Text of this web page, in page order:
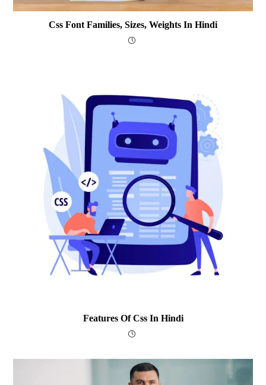
Css Font Families, Sizes, Weights In Hindi
Features Of Css In Hindi